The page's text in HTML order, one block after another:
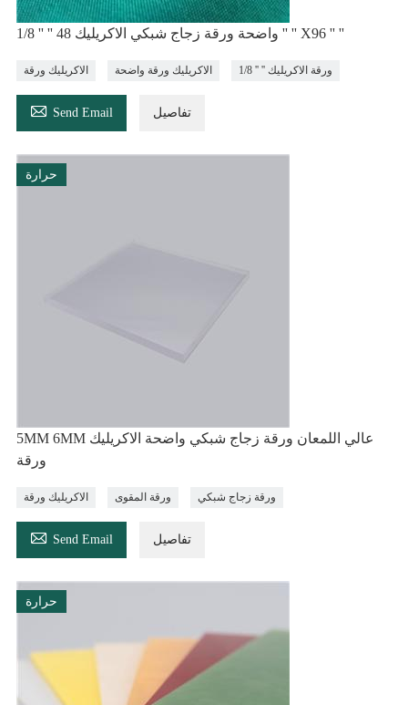
1/8 '' '' واضحة ورقة زجاج شبكي الاكريليك 48 '' '' X96 '' ''
الاكريليك ورقة الاكريليك ورقة واضحة 1/8 '' '' ورقة الاكريليك
 Send Email تفاصيل
حرارة
5MM 6MM عالي اللمعان ورقة زجاج شبكي واضحة الاكريليك
ورقة
الاكريليك ورقة ورقة المقوى ورقة زجاج شبكي
 Send Email تفاصيل
حرارة